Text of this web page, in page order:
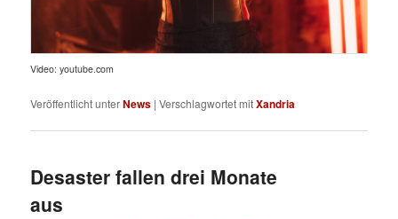
Video: youtube.com
Veröffentlicht unterNews |Verschlagwortet mitXandria
Desaster fallen drei Monate
aus